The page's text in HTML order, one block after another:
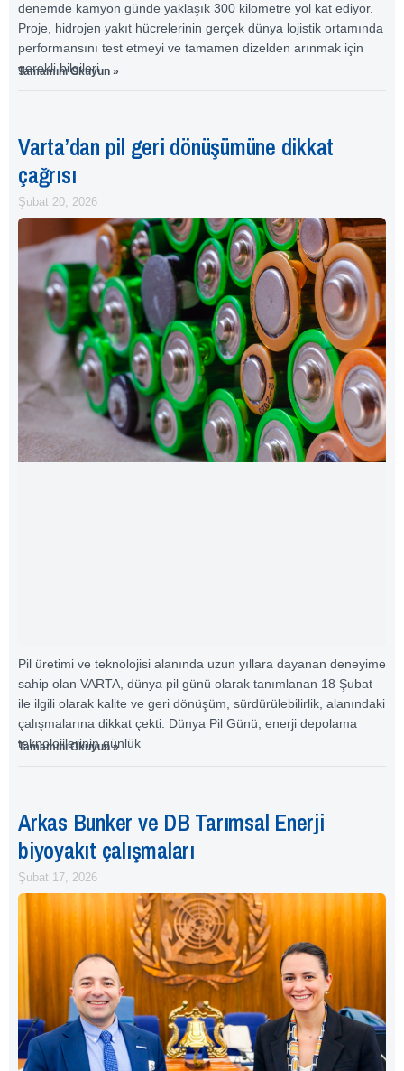
denemde kamyon günde yaklaşık 300 kilometre yol kat ediyor.
Proje, hidrojen yakıt hücrelerinin gerçek dünya lojistik ortamında
performansını test etmeyi ve tamamen dizelden arınmak için
gerekli bilgileri
Tamamını Okuyun »
Varta’dan pil geri dönüşümüne dikkat
çağrısı
Şubat 20, 2026
Pil üretimi ve teknolojisi alanında uzun yıllara dayanan deneyime
sahip olan VARTA, dünya pil günü olarak tanımlanan 18 Şubat
ile ilgili olarak kalite ve geri dönüşüm, sürdürülebilirlik, alanındaki
çalışmalarına dikkat çekti. Dünya Pil Günü, enerji depolama
teknolojilerinin günlük
Tamamını Okuyun »
Arkas Bunker ve DB Tarımsal Enerji
biyoyakıt çalışmaları
Şubat 17, 2026